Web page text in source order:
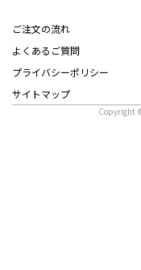
ご注文の流れ
よくあるご質問
プライバシーポリシー
サイトマップ
Copyright